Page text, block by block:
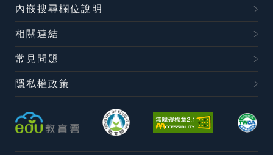
內嵌搜尋欄位說明
相關連結
常見問題
隱私權政策